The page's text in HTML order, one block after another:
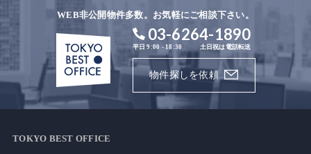
WEB非公開物件多数。お気軽にご相談下さい。
03-6264-1890
平日 9:00 - 18:30 土日祝は電話転送
物件探しを依頼
TOKYO BEST OFFICE